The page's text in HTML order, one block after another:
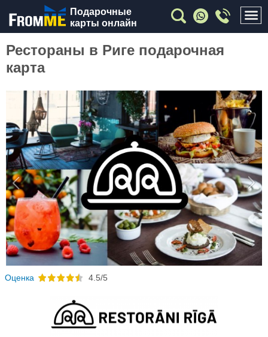
Подарочные
карты онлайн
Рестораны в Риге подарочная
карта
Previous
Oценка 4.5/5